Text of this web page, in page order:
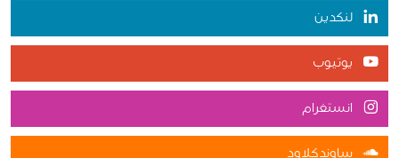
لنكدين
يوتيوب
انستغرام
ساوندكلاود